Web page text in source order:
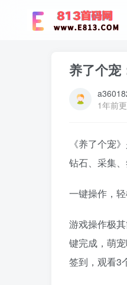
养了个宠
1年前
《养了个宠
钻石、采集
一键操作，
游戏操作极
键完成，萌
签到，观看3